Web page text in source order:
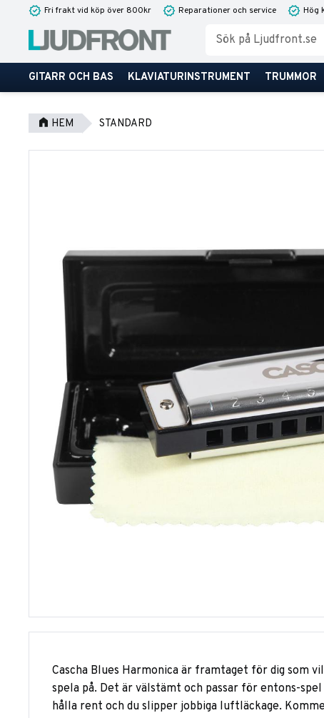
Fri frakt vid köp över 800kr Reparationer och service Hög
GITARR OCH BAS KLAVIATURINSTRUMENT TRUMMOR
HEM STANDARD
Cascha Blues Harmonica är framtaget för dig som
spela på. Det är välstämt och passar för entons-
hålla rent och du slipper jobbiga luftläckage.